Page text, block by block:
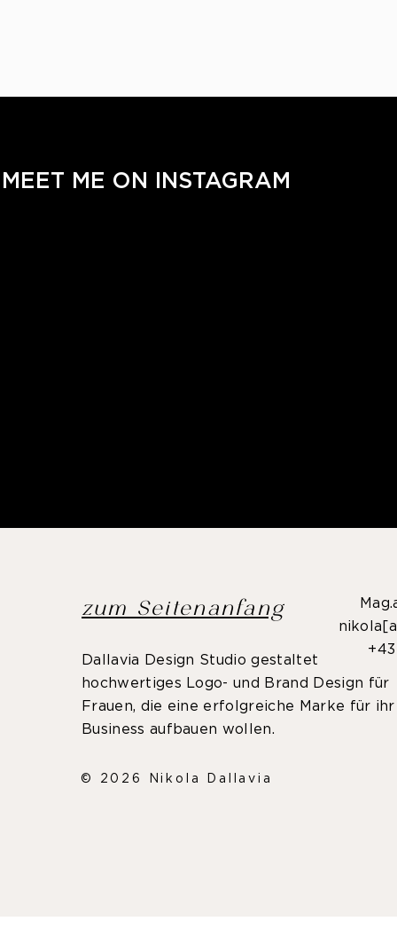
MEET ME ON INSTAGRAM
zum Seitenanfang
Dallavia Design Studio gestaltet
hochwertiges Logo- und Brand Design für
Frauen, die eine erfolgreiche Marke für ihr
Business aufbauen wollen.
© 2026 Nikola Dallavia